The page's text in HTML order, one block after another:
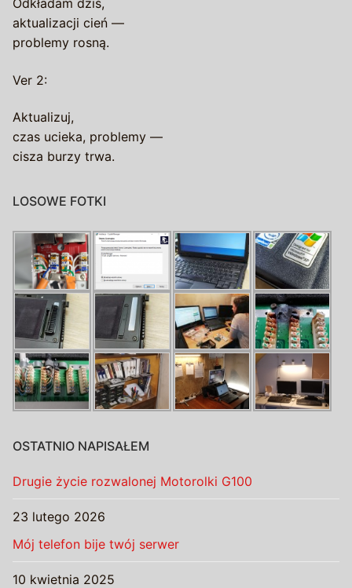
Odkładam dziś,
aktualizacji cień —
problemy rosną.
Ver 2:
Aktualizuj,
czas ucieka, problemy —
cisza burzy trwa.
LOSOWE FOTKI
OSTATNIO NAPISAŁEM
Drugie życie rozwalonej Motorolki G100
23 lutego 2026
Mój telefon bije twój serwer
10 kwietnia 2025